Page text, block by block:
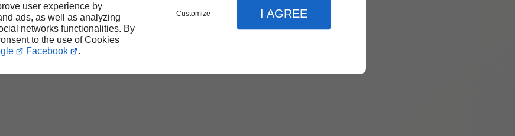
user experience by
ads, as well as analyzing
networks functionalities. By
to the use of Cookies
Facebook .
Customize I AGREE